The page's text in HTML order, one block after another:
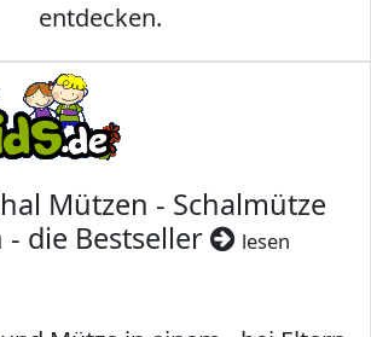
entdecken.
Mützen - Schalmütze
- die Bestseller
lesen